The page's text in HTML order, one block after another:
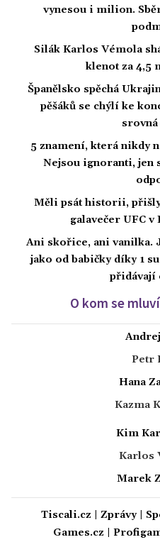
vynesou i milion.
Silák Karlos Vémola
klenot za 4,5
Španělsko spěchá
pěšáků se chýlí ke
5 znamení, která nikdy
Nejsou ignoranti, jen
Měli psát historii,
galavečer UFC
Ani skořice, ani vanilka.
jako od babičky díky 1
přidávají
O kom se
Petr
Hana
Kazma
Kim
Karlos
Marek
Tiscali.cz Zprávy|
Games.cz